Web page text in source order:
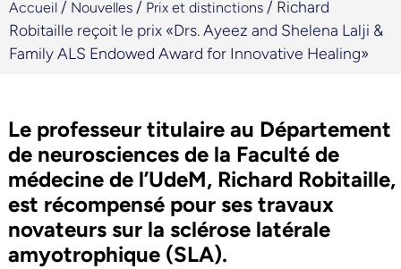
Accueil / Nouvelles / Prix et distinctions / Richard
Robitaille reçoit le prix «Drs. Ayeez and Shelena Lalji &
Family ALS Endowed Award for Innovative Healing»
Le professeur titulaire au Département
de neurosciences de la Faculté de
médecine de l’UdeM, Richard Robitaille,
est récompensé pour ses travaux
novateurs sur la sclérose latérale
amyotrophique (SLA).